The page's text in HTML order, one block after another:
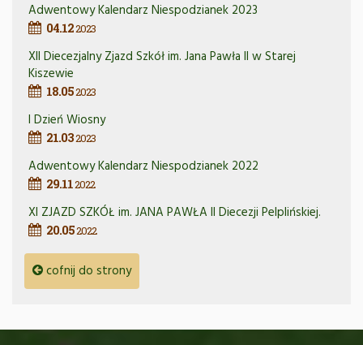
Adwentowy Kalendarz Niespodzianek 2023
04.122023
XII Diecezjalny Zjazd Szkół im. Jana Pawła II w Starej
Kiszewie
18.052023
I Dzień Wiosny
21.032023
Adwentowy Kalendarz Niespodzianek 2022
29.112022
XI ZJAZD SZKÓŁ im. JANA PAWŁA II Diecezji Pelplińskiej.
20.052022
cofnij do strony